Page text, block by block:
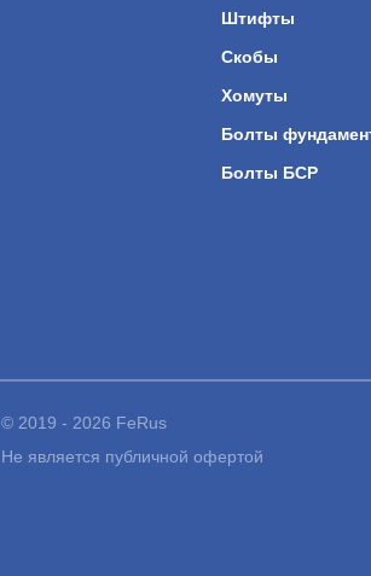
Штифты
Скобы
Хомуты
Болты
Болты БСР
© 2019 - 2026 FeRus
Не является публичной офертой